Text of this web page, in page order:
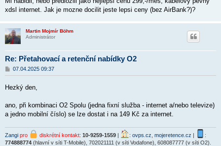
p
k
xdsl internet. Jak je mozne docilit jeste lepsi ceny (bez AirBank?)?
Martin Mojmír Böhm
Administrátor
Re: Přetahovací a retenční nabídky O2
P
ř
s
v
e
k
07.04.2025 09:37
Hezký den,
ano, při kombinaci O2 Spolu (jedna fixní služba - internet a/nebo televize)
a jedno mobilní číslo) se lze dostat i na 149 Kč za internet.
Zangi pro diskrétní kontakt: 10-9259-1559 | : ovps.cz mojeretence.cz |
:
774888774 (hlavní v síti T-Mobile), 702021111 (v síti Vodafone), 608087777 (v síti O2).